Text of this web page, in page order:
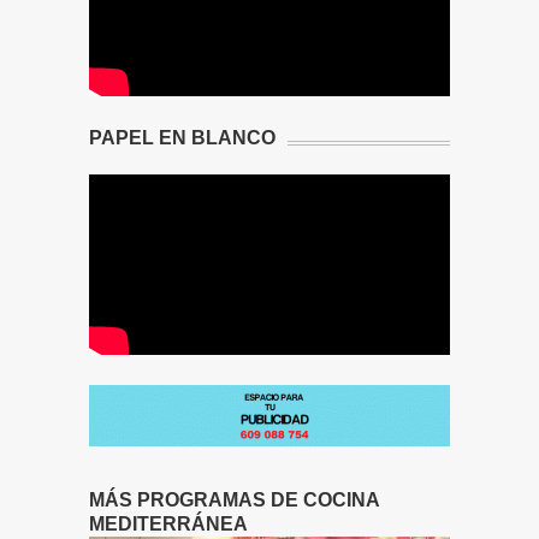
PAPEL EN BLANCO
MÁS PROGRAMAS DE COCINA
MEDITERRÁNEA